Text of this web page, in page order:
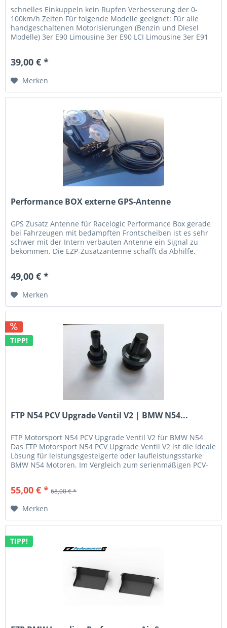
schnelles Einkuppeln kein Rupfen Verbesserung der 0-
100km/h Zeiten Für folgende Modelle geeignet: Für alle
handgeschaltenen Motorisierungen (Benzin und Diesel
Modelle) 3er E90 Limousine 3er E90 LCI Limousine 3er E91
39,00 € *
Merken
Performance BOX externe GPS-Antenne
GPS Zusatz Antenne für Racelogic Performance Box gerade
bei Fahrzeugen mit bedampften Frontscheiben ist es sehr
schwer mit der Intern verbauten Antenne ein Signal zu
bekommen. Die EZP-Zusatzantenne schafft da Abhilfe,
49,00 € *
Merken
TIPP!
FTP N54 PCV Upgrade Ventil V2 | BMW N54...
FTP Motorsport N54 PCV Upgrade Ventil V2 für BMW N54
Das FTP Motorsport N54 PCV Upgrade Ventil V2 ist die ideale
Lösung für leistungsgesteigerte oder laufleistungsstarke
BMW N54 Motoren. Im Vergleich zum serienmäßigen PCV-
55,00 € * 68,00 € *
Merken
TIPP!